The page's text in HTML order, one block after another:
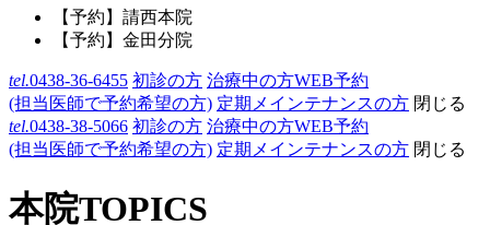
【予約】請西本院
【予約】金田分院
tel.0438-36-6455 初診の方 治療中の方WEB予約
(担当医師で予約希望の方) 定期メインテナンスの方 閉じる
tel.0438-38-5066 初診の方 治療中の方WEB予約
(担当医師で予約希望の方) 定期メインテナンスの方 閉じる
本院TOPICS